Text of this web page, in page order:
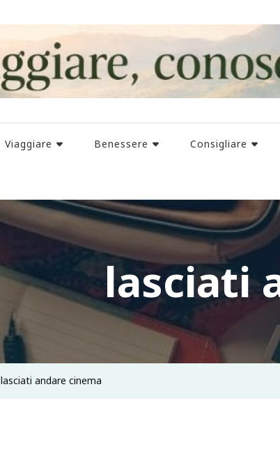
Viaggiare Benessere Consigliare
lasciati
lasciati andare cinema